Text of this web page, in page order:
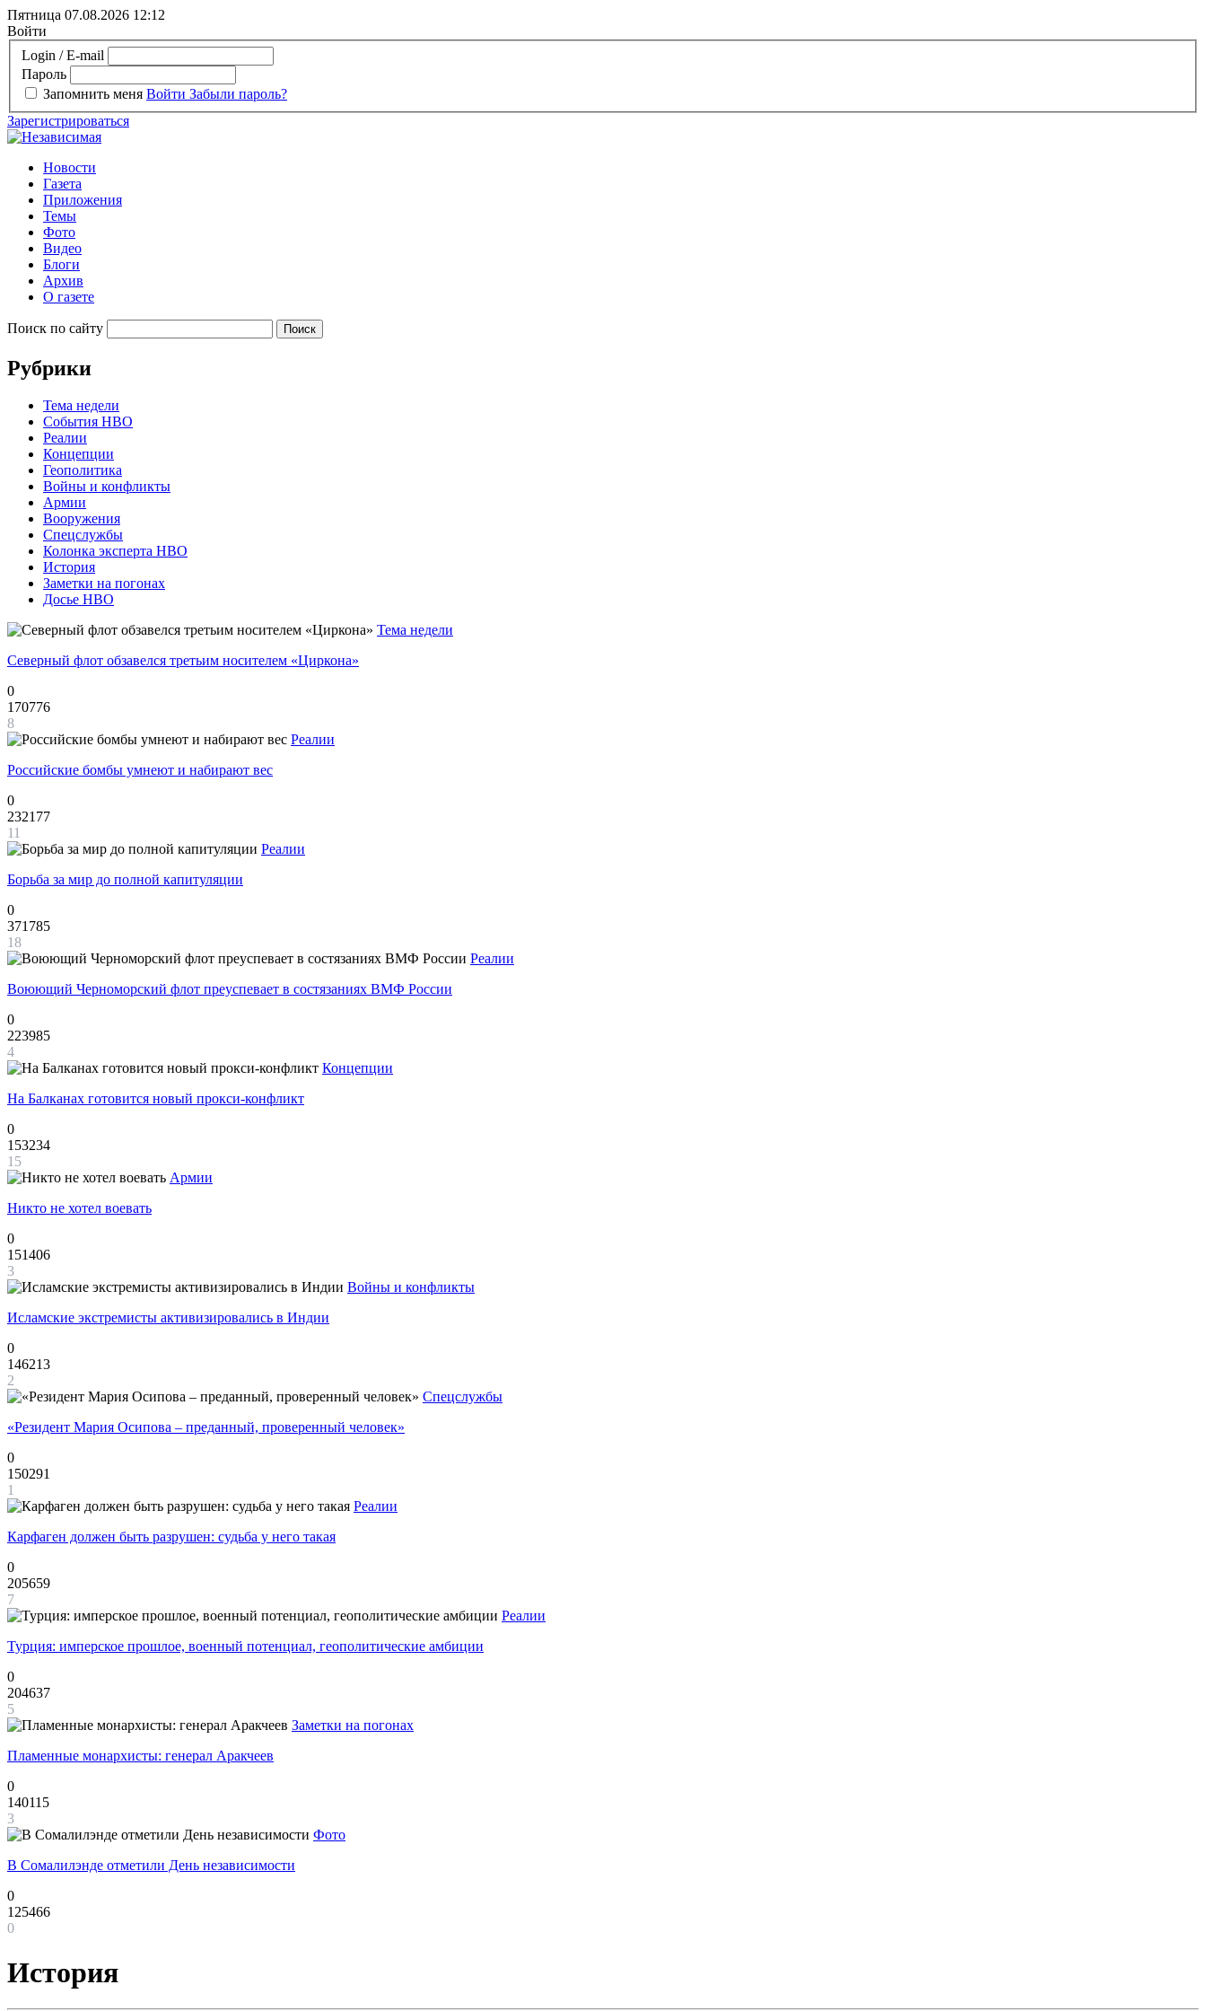
Пятница 07.08.2026 12:12
Войти
Login / E-mail
Пароль
Запомнить меня Войти Забыли пароль?
Зарегистрироваться
Новости
Газета
Приложения
Темы
Фото
Видео
Блоги
Архив
О газете
Поиск по сайту
Рубрики
Тема недели
События НВО
Реалии
Концепции
Геополитика
Войны и конфликты
Армии
Вооружения
Спецслужбы
Колонка эксперта НВО
История
Заметки на погонах
Досье НВО
Тема недели
Северный флот обзавелся третьим носителем «Циркона»
0
170776
8
Реалии
Российские бомбы умнеют и набирают вес
0
232177
11
Реалии
Борьба за мир до полной капитуляции
0
371785
18
Реалии
Воюющий Черноморский флот преуспевает в состязаниях ВМФ России
0
223985
4
Концепции
На Балканах готовится новый прокси-конфликт
0
153234
15
Армии
Никто не хотел воевать
0
151406
3
Войны и конфликты
Исламские экстремисты активизировались в Индии
0
146213
2
Спецслужбы
«Резидент Мария Осипова – преданный, проверенный человек»
0
150291
1
Реалии
Карфаген должен быть разрушен: судьба у него такая
0
205659
7
Реалии
Турция: имперское прошлое, военный потенциал, геополитические амбиции
0
204637
5
Заметки на погонах
Пламенные монархисты: генерал Аракчеев
0
140115
3
Фото
В Сомалилэнде отметили День независимости
0
125466
0
История